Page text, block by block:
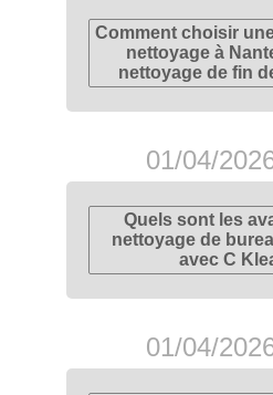
Comment choisir
nettoyage à
nettoyage de fin
01/04/
Quels sont les
nettoyage de
avec C
01/04/